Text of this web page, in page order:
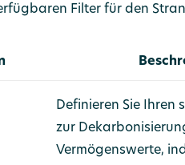
Filter für den
Definieren Sie Ihren
zur
Vermögenswerte,